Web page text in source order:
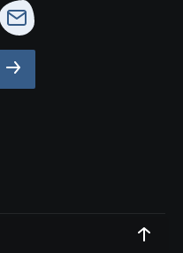
Newsletter